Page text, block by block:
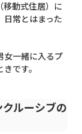
移動式住居）に
日常とはまった
女一緒に入るプ
です。
ルーシブの